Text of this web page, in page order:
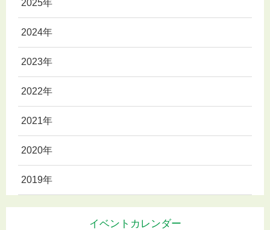
2025年
2024年
2023年
2022年
2021年
2020年
2019年
イベントカレンダー